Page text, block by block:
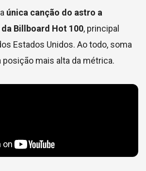
única canção do astro a
Billboard Hot 100, principal
Estados Unidos. Ao todo, soma
mais alta da métrica.